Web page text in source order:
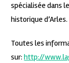
spécialisée dans
historique d’Arles.
Toutes les
sur:http://